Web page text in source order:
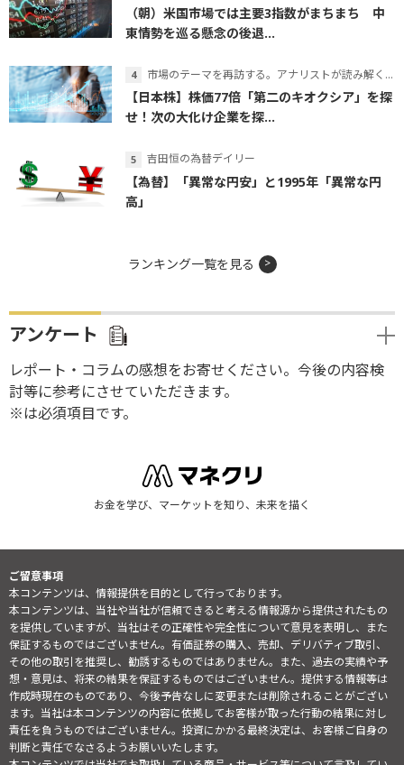
（朝）米国市場では主要3指数がまちまち 中
東情勢を巡る懸念の後退...
市場のテーマを再訪する。アナリストが読み解くテーマの本質
【日本株】株価77倍「第二のキオクシア」を探
せ！次の大化け企業を探...
吉田恒の為替デイリー
【為替】「異常な円安」と1995年「異常な円
高」
ランキング一覧を見る
アンケート
レポート・コラムの感想をお寄せください。今後の内容検
討等に参考にさせていただきます。
※は必須項目です。
お金を学び、マーケットを知り、未来を描く
ご留意事項
本コンテンツは、情報提供を目的として行っております。
本コンテンツは、当社や当社が信頼できると考える情報源から提供されたもの
を提供していますが、当社はその正確性や完全性について意見を表明し、また
保証するものではございません。有価証券の購入、売却、デリバティブ取引、
その他の取引を推奨し、勧誘するものではありません。また、過去の実績や予
想・意見は、将来の結果を保証するものではございません。提供する情報等は
作成時現在のものであり、今後予告なしに変更または削除されることがござい
ます。当社は本コンテンツの内容に依拠してお客様が取った行動の結果に対し
責任を負うものではございません。投資にかかる最終決定は、お客様ご自身の
判断と責任でなさるようお願いいたします。